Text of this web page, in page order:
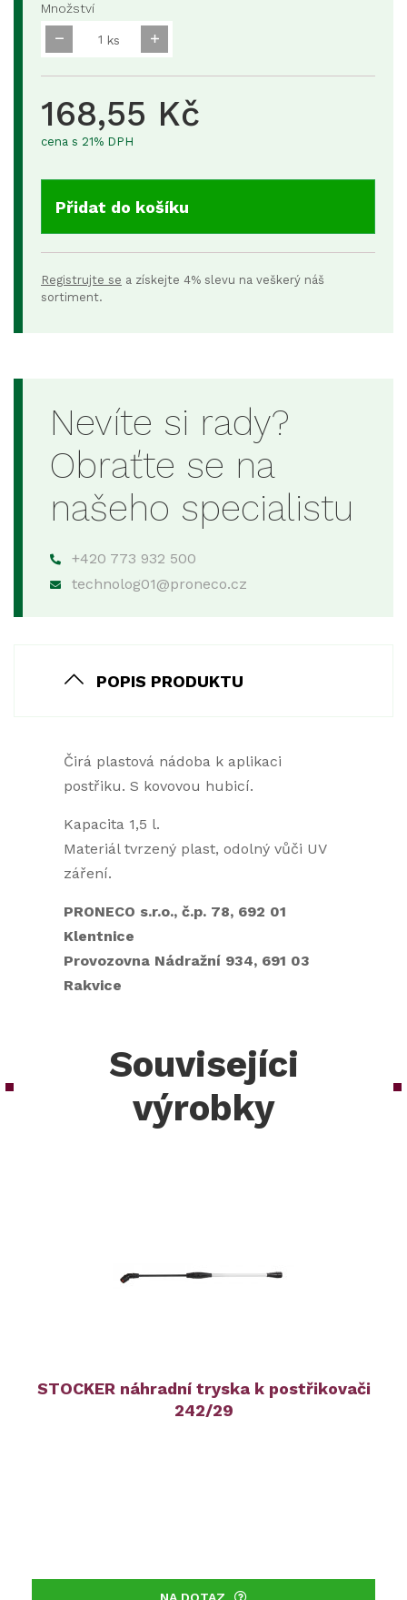
Množství
ks
168,55 Kč
cena s 21% DPH
Přidat do košíku
Registrujte se a získejte 4% slevu na veškerý náš
sortiment.
Nevíte si rady?
Obraťte se na
našeho specialistu
+420 773 932 500
technolog01@proneco.cz
POPIS PRODUKTU
Čirá plastová nádoba k aplikaci
postřiku. S kovovou hubicí.
Kapacita 1,5 l.
Materiál tvrzený plast, odolný vůči UV
záření.
PRONECO s.r.o., č.p. 78, 692 01
Klentnice
Provozovna Nádražní 934, 691 03
Rakvice
Souvisejíci
výrobky
STOCKER náhradní tryska k postřikovači
242/29